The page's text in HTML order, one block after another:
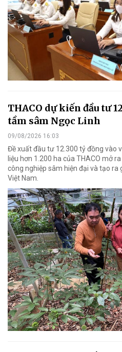
THACO dự kiến đầu tư
tầm sâm Ngọc Linh
09/08/2026 16:03
Đề xuất đầu tư 12.300 tỷ đồng vào
liệu hơn 1.200 ha của THACO mở
công nghiệp sâm hiện đại và tạo ra
Việt Nam.